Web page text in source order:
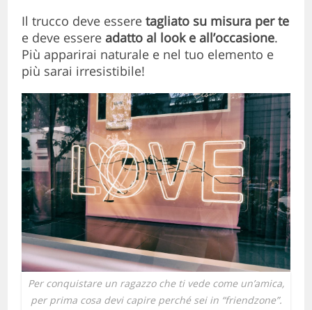
Il trucco deve esseretagliato su misura per te
e deve essere adatto al look e all’occasione.
Più apparirai naturale e nel tuo elemento e
più sarai irresistibile!
Per conquistare un ragazzo che ti vede come un’amica,
per prima cosa devi capire perché sei in “friendzone”.